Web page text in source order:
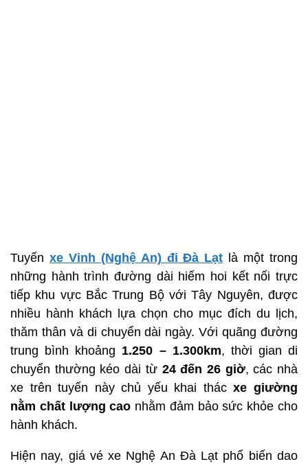
Tuyến xe Vinh (Nghệ An) đi Đà Lạt là một trong
những hành trình đường dài hiếm hoi kết nối trực
tiếp khu vực Bắc Trung Bộ với Tây Nguyên, được
nhiều hành khách lựa chọn cho mục đích du lịch,
thăm thân và di chuyển dài ngày. Với quãng đường
trung bình khoảng 1.250 – 1.300km, thời gian di
chuyển thường kéo dài từ 24 đến 26 giờ, các nhà
xe trên tuyến này chủ yếu khai thácxe giường
nằm chất lượng cao nhằm đảm bảo sức khỏe cho
hành khách.
Hiện nay, giá vé xe Nghệ An Đà Lạt phổ biến dao